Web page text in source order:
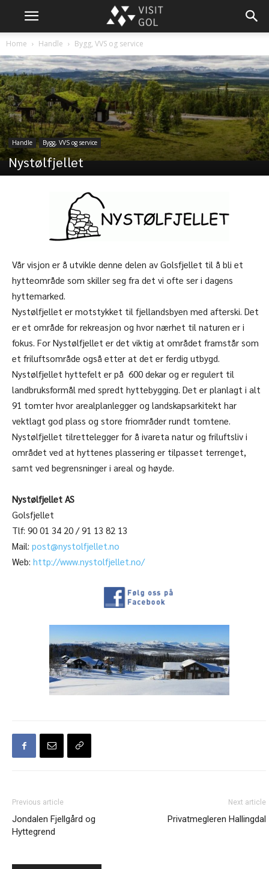
Home Handle Bygg, VVS og service
Handle Bygg, VVS og service
Nystølfjellet
Vår visjon er å utvikle denne delen av Golsfjellet til å bli et
hytteområde som skiller seg fra det vi ofte ser i dagens
hyttemarked.
Nystølfjellet er motstykket til fjellandsbyen med afterski. Det
er et område for rekreasjon og hvor nærhet til naturen er i
fokus. For Nystølfjellet er det viktig at området framstår som
et friluftsområde også etter at det er ferdig utbygd.
Nystølfjellet hyttefelt er på 600 dekar og er regulert til
landbruksformål med spredt hyttebygging. Det er planlagt i alt
91 tomter hvor arealplanlegger og landskapsarkitekt har
vektlagt god plass og store friområder rundt tomtene.
Nystølfjellet tilrettelegger for å ivareta natur og friluftsliv i
området ved at hyttenes plassering er tilpasset terrenget,
samt ved begrensninger i areal og høyde.
Nystølfjellet AS
Golsfjellet
Tlf: 90 01 34 20 / 91 13 82 13
Mail: post@nystolfjellet.no
Web: http://www.nystolfjellet.no/
Previous article
Jondalen Fjellgård og
Hyttegrend
Next article
Privatmegleren Hallingdal